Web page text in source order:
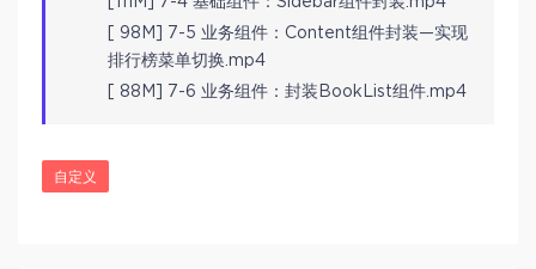
[ 98M] 7-5 业务组件：Content组件封装—实现
排行榜菜单切换.mp4
[ 88M] 7-6 业务组件：封装BookList组件.mp4
自定义